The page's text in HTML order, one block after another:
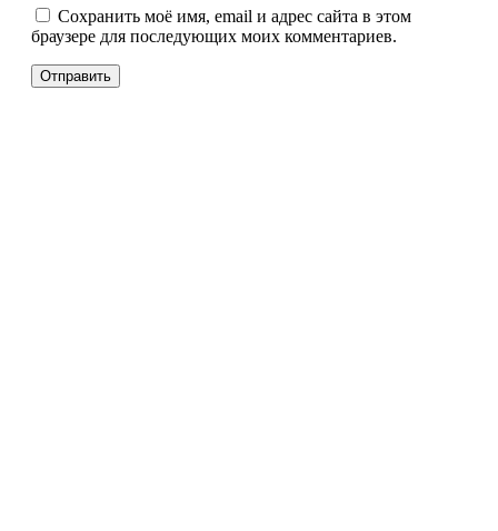
Сохранить моё имя, email и адрес сайта в этом
браузере для последующих моих комментариев.